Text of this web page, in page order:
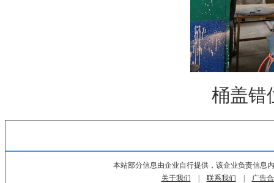
桶盖错
本站部分信息由企业自行提供，该企业负责信息
关于我们
联系我们
广告